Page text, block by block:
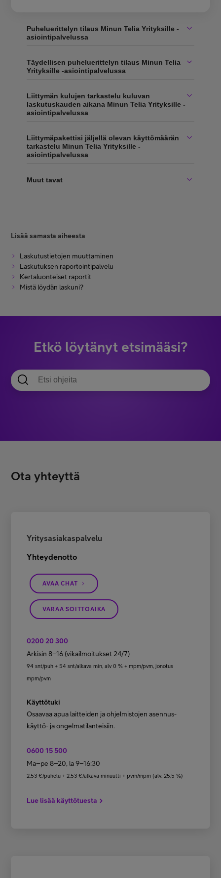
Puheluerittelyn tilaus Minun Telia Yrityksille -
asiointipalvelussa
Täydellisen puheluerittelyn tilaus Minun Telia
Yrityksille -asiointipalvelussa
Liittymän kulujen tarkastelu kuluvan
laskutuskauden aikana Minun Telia Yrityksille -
asiointipalvelussa
Liittymäpakettisi jäljellä olevan käyttömäärän
tarkastelu Minun Telia Yrityksille -
asiointipalvelussa
Muut tavat
Lisää samasta aiheesta
Laskutustietojen muuttaminen
Laskutuksen raportointipalvelu
Kertaluonteiset raportit
Mistä löydän laskuni?
Etkö löytänyt etsimääsi?
Ota yhteyttä
Yritysasiakaspalvelu
Yhteydenotto
AVAA CHAT
VARAA SOITTOAIKA
0200 20 300
Arkisin 8–16 (vikailmoitukset 24/7)
94 snt/puh + 54 snt/alkava min, alv 0 % + mpm/pvm, jonotus
mpm/pvm
Käyttötuki
Osaavaa apua laitteiden ja ohjelmistojen asennus-
käyttö- ja ongelmatilanteisiin.
0600 15 500
Ma–pe 8–20, la 9–16:30
2,53 €/puhelu + 2,53 €/alkava minuutti + pvm/mpm (alv. 25,5 %)
Lue lisää käyttötuesta